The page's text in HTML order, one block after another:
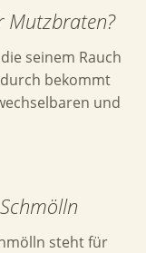
Mutzbraten?
seinem Rauch
bekommt
und
steht für